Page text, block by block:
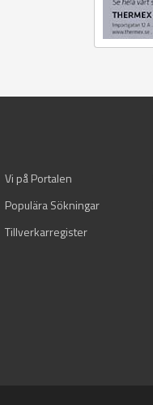
Vi på Portalen
Populära Sökningar
Tillverkarregister